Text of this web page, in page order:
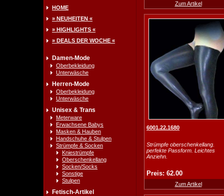
HOME
» NEUHEITEN «
» HIGHLIGHTS «
» DEALS DER WOCHE «
Damen-Mode
Oberbekleidung
Unterwäsche
Herren-Mode
Oberbekleidung
Unterwäsche
Unisex & Trans
Meterware
Erwachsene Babys
Masken & Hauben
Handschuhe & Stulpen
Strümpfe & Socken
Kniestrümpfe
Oberschenkellang
Socken/Socks
Sonstige
Stulpen
Fetisch-Artikel
Zum Artikel
6001.22.1680
Strümpfe oberschenkellang.
perfekte Passform. Leichtes
Anziehn.
Preis: 62.00
Zum Artikel